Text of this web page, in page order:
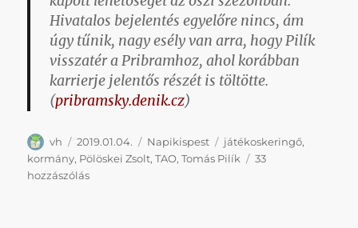
Hivatalos bejelentés egyelőre nincs, ám
úgy tűnik, nagy esély van arra, hogy Pilík
visszatér a Pribramhoz, ahol korábban
karrierje jelentős részét is töltötte.
(pribramsky.denik.cz)
Szerző
vh Közzétéve
2019.01.04. Kategória
Napikispest Címke
játékoskeringő,
kormány, Pölöskei Zsolt,TAO,Tomás Pilík
33
hozzászólásNapikispest